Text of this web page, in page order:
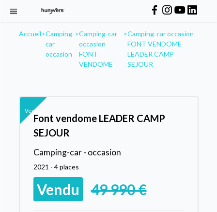
Accueil>Camping-
car
occasion
>Camping-car
occasion
FONT
VENDOME
>Camping-car occasion
FONT VENDOME
LEADER CAMP
SEJOUR
Vendu
Font vendome LEADER CAMP
SEJOUR
Camping-car - occasion
2021 - 4 places
Vendu 49 990 €